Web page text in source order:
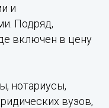
и
Подряд,
включен в цену
нотариусы,
вузов,